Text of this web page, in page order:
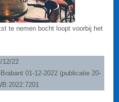
te nemen bocht loopt voorbij het
12/22
01-12-2022 (publicatie 20-